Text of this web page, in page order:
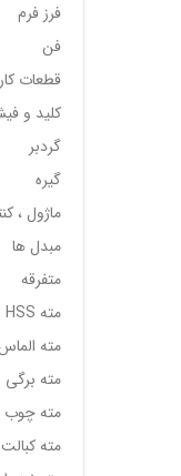
فرز فرم
فن
قطعات
کلید و
گردبر
گیره
ماژول ،
مبدل ها
متفرقه
مته HSS
مته
مته برگی
مته چوب
مته کبالت